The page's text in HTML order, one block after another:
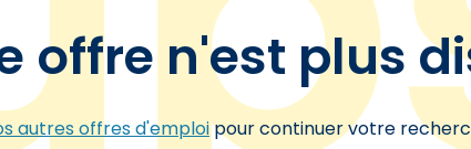
offre n'est plus
autres offres d'emploipour continuer votre